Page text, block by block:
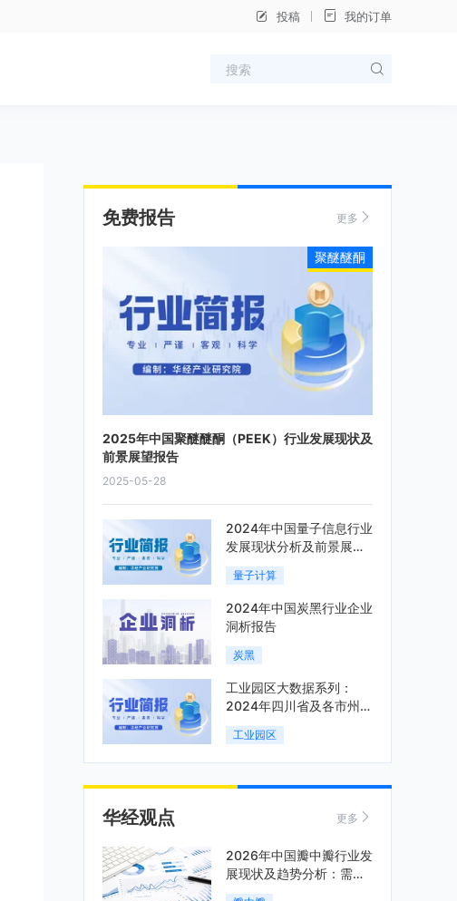
投稿 我的订单
免费报告 更多
2025年中国聚醚醚酮（PEEK）行业发展现状及
前景展望报告
2025-05-28
聚醚醚酮
2024年中国量子信息行业
发展现状分析及前景展望
报告
量子计算
2024年中国炭黑行业企业
洞析报告
炭黑
工业园区大数据系列：
2024年四川省及各市州工
业园区全景洞析报告
工业园区
华经观点 更多
2026年中国瓣中瓣行业发
展现状及趋势分析：需求
可持续释放，市场发展前